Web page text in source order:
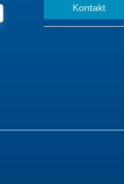
Kontakt